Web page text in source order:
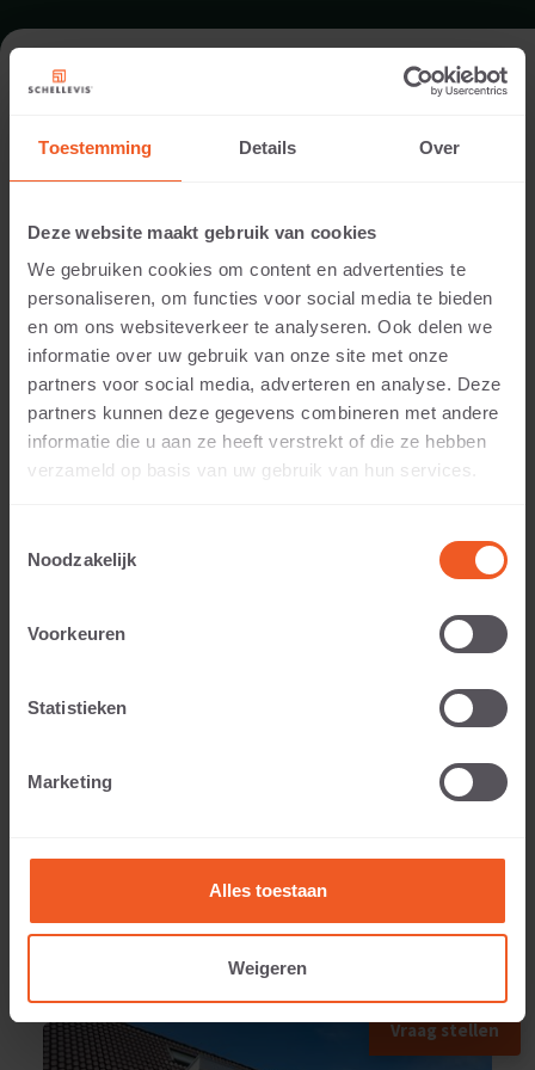
Toestemming Details Over
Deze website maakt gebruik van cookies
We gebruiken cookies om content en advertenties te
personaliseren, om functies voor social media te bieden
en om ons websiteverkeer te analyseren. Ook delen we
informatie over uw gebruik van onze site met onze
partners voor social media, adverteren en analyse. Deze
partners kunnen deze gegevens combineren met andere
informatie die u aan ze heeft verstrekt of die ze hebben
verzameld op basis van uw gebruik van hun services.
Noodzakelijk
Voorkeuren
Statistieken
Marketing
Alles toestaan
Weigeren
FORMAAT - STEEN 40X10
ASSORTIMENT STENEN
10 CM DIKTE
Vraag stellen